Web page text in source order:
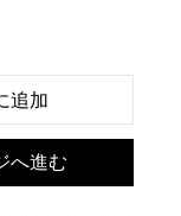
追加
へ進む